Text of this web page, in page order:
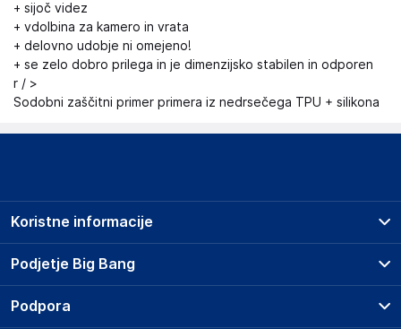
+ sijoč videz
+ vdolbina za kamero in vrata
+ delovno udobje ni omejeno!
+ se zelo dobro prilega in je dimenzijsko stabilen in odporen
r / >
Sodobni zaščitni primer primera iz nedrsečega TPU + silikona
Podjetje Big Bang
O podjetju
Koristne informacije
Prodajna mesta
Storitve
Podpora